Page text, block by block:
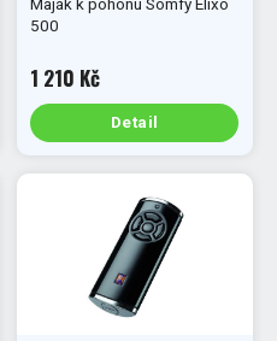
Maják k pohonu Somfy Elixo
500
1 210 Kč
Detail